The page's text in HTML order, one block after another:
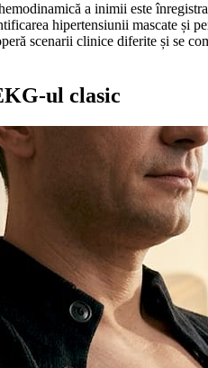
a inimii este
hipertensiunii mascate și
scenarii clinice diferite și se
ul clasic